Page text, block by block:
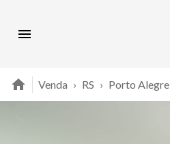
Venda › RS › Porto Alegre